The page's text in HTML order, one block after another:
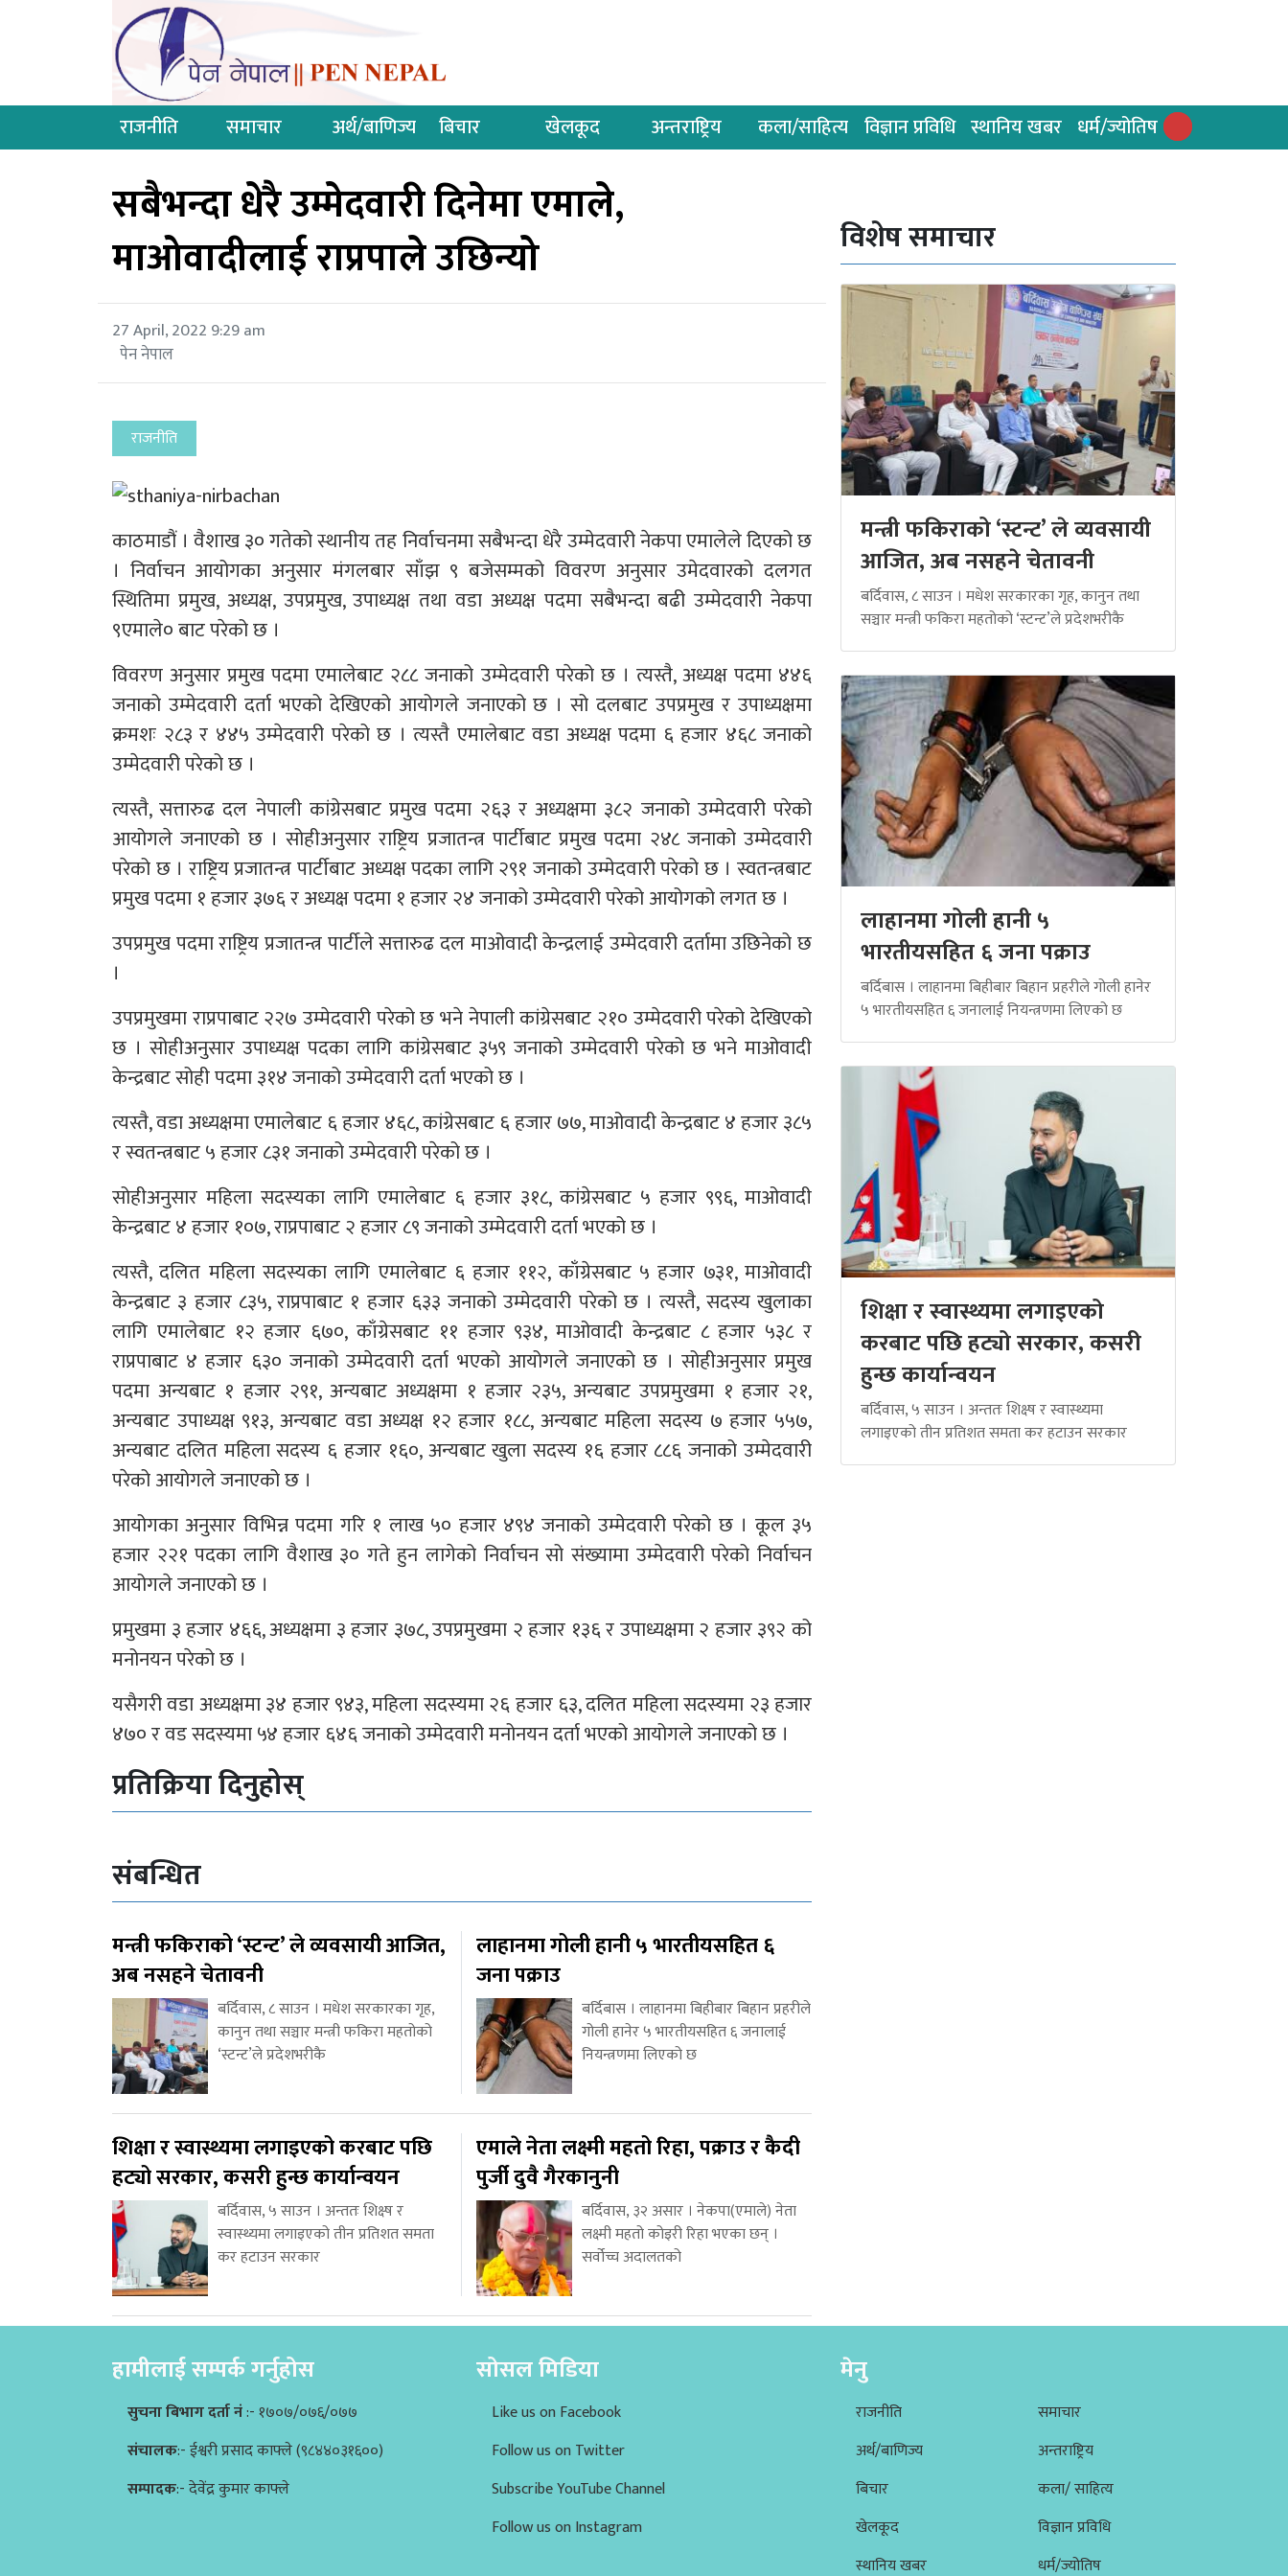
राजनीति समाचार अर्थ/बाणिज्य बिचार खेलकूद अन्तराष्ट्रिय कला/साहित्य विज्ञान प्रविधि स्थानिय खबर धर्म/ज्योतिष
सबैभन्दा धेरै उम्मेदवारी दिनेमा एमाले,
माओवादीलाई राप्रपाले उछिन्यो
27 April, 2022 9:29 am
पेन नेपाल
राजनीति
काठमाडौं । वैशाख ३० गतेको स्थानीय तह निर्वाचनमा सबैभन्दा धेरै उम्मेदवारी नेकपा एमालेले दिएको छ
। निर्वाचन आयोगका अनुसार मंगलबार साँझ ९ बजेसम्मको विवरण अनुसार उमेदवारको दलगत
स्थितिमा प्रमुख, अध्यक्ष, उपप्रमुख, उपाध्यक्ष तथा वडा अध्यक्ष पदमा सबैभन्दा बढी उम्मेदवारी नेकपा
९एमाले० बाट परेको छ ।
विवरण अनुसार प्रमुख पदमा एमालेबाट २८८ जनाको उम्मेदवारी परेको छ । त्यस्तै, अध्यक्ष पदमा ४४६
जनाको उम्मेदवारी दर्ता भएको देखिएको आयोगले जनाएको छ । सो दलबाट उपप्रमुख र उपाध्यक्षमा
क्रमशः २८३ र ४४५ उम्मेदवारी परेको छ । त्यस्तै एमालेबाट वडा अध्यक्ष पदमा ६ हजार ४६८ जनाको
उम्मेदवारी परेको छ ।
त्यस्तै, सत्तारुढ दल नेपाली कांग्रेसबाट प्रमुख पदमा २६३ र अध्यक्षमा ३८२ जनाको उम्मेदवारी परेको
आयोगले जनाएको छ । सोहीअनुसार राष्ट्रिय प्रजातन्त्र पार्टीबाट प्रमुख पदमा २४८ जनाको उम्मेदवारी
परेको छ । राष्ट्रिय प्रजातन्त्र पार्टीबाट अध्यक्ष पदका लागि २९१ जनाको उम्मेदवारी परेको छ । स्वतन्त्रबाट
प्रमुख पदमा १ हजार ३७६ र अध्यक्ष पदमा १ हजार २४ जनाको उम्मेदवारी परेको आयोगको लगत छ ।
उपप्रमुख पदमा राष्ट्रिय प्रजातन्त्र पार्टीले सत्तारुढ दल माओवादी केन्द्रलाई उम्मेदवारी दर्तामा उछिनेको छ
।
उपप्रमुखमा राप्रपाबाट २२७ उम्मेदवारी परेको छ भने नेपाली कांग्रेसबाट २१० उम्मेदवारी परेको देखिएको
छ । सोहीअनुसार उपाध्यक्ष पदका लागि कांग्रेसबाट ३५९ जनाको उम्मेदवारी परेको छ भने माओवादी
केन्द्रबाट सोही पदमा ३१४ जनाको उम्मेदवारी दर्ता भएको छ ।
त्यस्तै, वडा अध्यक्षमा एमालेबाट ६ हजार ४६८, कांग्रेसबाट ६ हजार ७७, माओवादी केन्द्रबाट ४ हजार ३८५
र स्वतन्त्रबाट ५ हजार ८३१ जनाको उम्मेदवारी परेको छ ।
सोहीअनुसार महिला सदस्यका लागि एमालेबाट ६ हजार ३१८, कांग्रेसबाट ५ हजार ९९६, माओवादी
केन्द्रबाट ४ हजार १०७, राप्रपाबाट २ हजार ८९ जनाको उम्मेदवारी दर्ता भएको छ ।
त्यस्तै, दलित महिला सदस्यका लागि एमालेबाट ६ हजार ११२, काँग्रेसबाट ५ हजार ७३१, माओवादी
केन्द्रबाट ३ हजार ८३५, राप्रपाबाट १ हजार ६३३ जनाको उम्मेदवारी परेको छ । त्यस्तै, सदस्य खुलाका
लागि एमालेबाट १२ हजार ६७०, काँग्रेसबाट ११ हजार ९३४, माओवादी केन्द्रबाट ८ हजार ५३८ र
राप्रपाबाट ४ हजार ६३० जनाको उम्मेदवारी दर्ता भएको आयोगले जनाएको छ । सोहीअनुसार प्रमुख
पदमा अन्यबाट १ हजार २९१, अन्यबाट अध्यक्षमा १ हजार २३५, अन्यबाट उपप्रमुखमा १ हजार २१,
अन्यबाट उपाध्यक्ष ९१३, अन्यबाट वडा अध्यक्ष १२ हजार १८८, अन्यबाट महिला सदस्य ७ हजार ५५७,
अन्यबाट दलित महिला सदस्य ६ हजार १६०, अन्यबाट खुला सदस्य १६ हजार ८८६ जनाको उम्मेदवारी
परेको आयोगले जनाएको छ ।
आयोगका अनुसार विभिन्न पदमा गरि १ लाख ५० हजार ४९४ जनाको उम्मेदवारी परेको छ । कूल ३५
हजार २२१ पदका लागि वैशाख ३० गते हुन लागेको निर्वाचन सो संख्यामा उम्मेदवारी परेको निर्वाचन
आयोगले जनाएको छ ।
प्रमुखमा ३ हजार ४६६, अध्यक्षमा ३ हजार ३७८, उपप्रमुखमा २ हजार १३६ र उपाध्यक्षमा २ हजार ३९२ को
मनोनयन परेको छ ।
यसैगरी वडा अध्यक्षमा ३४ हजार ९४३, महिला सदस्यमा २६ हजार ६३, दलित महिला सदस्यमा २३ हजार
४७० र वड सदस्यमा ५४ हजार ६४६ जनाको उम्मेदवारी मनोनयन दर्ता भएको आयोगले जनाएको छ ।
प्रतिक्रिया दिनुहोस्
संबन्धित
मन्त्री फकिराको ‘स्टन्ट’ ले व्यवसायी आजित,
अब नसहने चेतावनी
बर्दिवास, ८ साउन । मधेश सरकारका गृह,
कानुन तथा सञ्चार मन्त्री फकिरा महतोको
‘स्टन्ट’ले प्रदेशभरीकै
लाहानमा गोली हानी ५ भारतीयसहित ६
जना पक्राउ
बर्दिबास । लाहानमा बिहीबार बिहान प्रहरीले
गोली हानेर ५ भारतीयसहित ६ जनालाई
नियन्त्रणमा लिएको छ
शिक्षा र स्वास्थ्यमा लगाइएको करबाट पछि
हट्यो सरकार, कसरी हुन्छ कार्यान्वयन
बर्दिवास, ५ साउन । अन्ततः शिक्ष्ष र
स्वास्थ्यमा लगाइएको तीन प्रतिशत समता
कर हटाउन सरकार
एमाले नेता लक्ष्मी महतो रिहा, पक्राउ र कैदी
पुर्जी दुवै गैरकानुनी
बर्दिवास, ३२ असार । नेकपा(एमाले) नेता
लक्ष्मी महतो कोइरी रिहा भएका छन् ।
सर्वोच्च अदालतको
विशेष समाचार
मन्त्री फकिराको ‘स्टन्ट’ ले व्यवसायी
आजित, अब नसहने चेतावनी
बर्दिवास, ८ साउन । मधेश सरकारका गृह, कानुन तथा
सञ्चार मन्त्री फकिरा महतोको ‘स्टन्ट’ले प्रदेशभरीकै
लाहानमा गोली हानी ५
भारतीयसहित ६ जना पक्राउ
बर्दिबास । लाहानमा बिहीबार बिहान प्रहरीले गोली हानेर
५ भारतीयसहित ६ जनालाई नियन्त्रणमा लिएको छ
शिक्षा र स्वास्थ्यमा लगाइएको
करबाट पछि हट्यो सरकार, कसरी
हुन्छ कार्यान्वयन
बर्दिवास, ५ साउन । अन्ततः शिक्ष्ष र स्वास्थ्यमा
लगाइएको तीन प्रतिशत समता कर हटाउन सरकार
हामीलाई सम्पर्क गर्नुहोस
सुचना बिभाग दर्ता नं:- १७०७/०७६/०७७
संचालक:- ईश्वरी प्रसाद काफ्ले (९८४४०३१६००)
सम्पादक:- देवेंद्र कुमार काफ्ले
सोसल मिडिया
Like us on Facebook
Follow us on Twitter
Subscribe YouTube Channel
Follow us on Instagram
मेनु
राजनीति
अर्थ/बाणिज्य
बिचार
खेलकूद
स्थानिय खबर
समाचार
अन्तराष्ट्रिय
कला/ साहित्य
विज्ञान प्रविधि
धर्म/ज्योतिष